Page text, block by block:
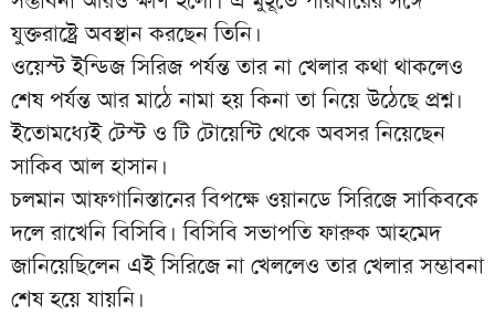
যুক্তরাষ্ট্রে অবস্থান করছেন তিনি।
ওয়েস্ট ইন্ডিজ সিরিজ পর্যন্ত তার না খেলার কথা থাকলেও
শেষ পর্যন্ত আর মাঠে নামা হয় কিনা তা নিয়ে উঠেছে প্রশ্ন।
ইতোমধ্যেই টেস্ট ও টি টোয়েন্টি থেকে অবসর নিয়েছেন
সাকিব আল হাসান।
চলমান আফগানিস্তানের বিপক্ষে ওয়ানডে সিরিজে সাকিবকে
দলে রাখেনি বিসিবি। বিসিবি সভাপতি ফারুক আহমেদ
জানিয়েছিলেন এই সিরিজে না খেললেও তার খেলার সম্ভাবনা
শেষ হয়ে যায়নি।